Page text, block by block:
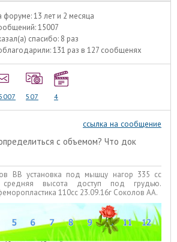
форуме:13 лет и 2 месяца
15007
спасибо: 8 раз
131 раз в 127 сообщенях
507 4
ссылка на сообщение
с объемом? Что док
ВВ установка под мышцу нагор 335 сс
средняя высота доступ под грудью.
110сс 23.09.16г Соколов АА.